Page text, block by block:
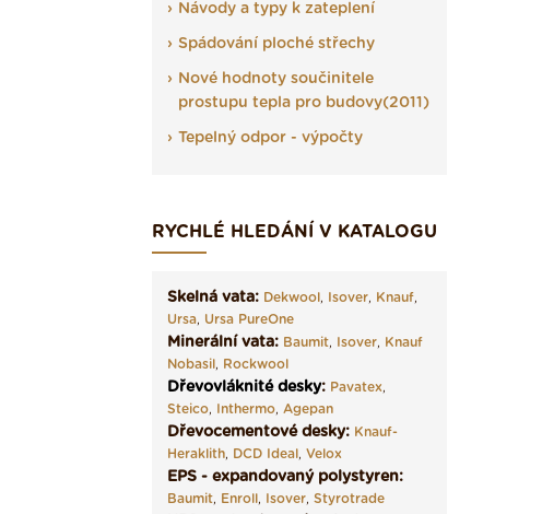
Návody a typy k zateplení
Spádování ploché střechy
Nové hodnoty součinitele
prostupu tepla pro budovy(2011)
Tepelný odpor - výpočty
RYCHLÉ HLEDÁNÍ V KATALOGU
Skelná vata: Dekwool, Isover, Knauf,
Ursa, Ursa PureOne
Minerální vata: Baumit, Isover, Knauf
Nobasil, Rockwool
Dřevovláknité desky: Pavatex,
Steico, Inthermo, Agepan
Dřevocementové desky: Knauf-
Heraklith, DCD Ideal, Velox
EPS - expandovaný polystyren:
Baumit, Enroll, Isover, Styrotrade